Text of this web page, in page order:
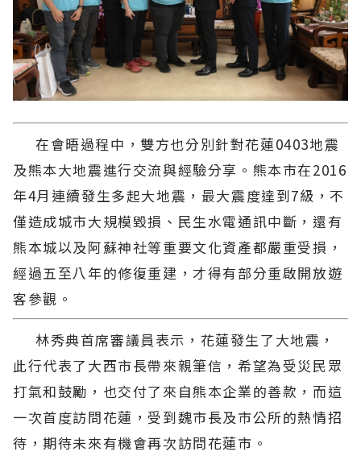
在會晤過程中，雙方也分別針對花蓮0403地震
及熊本大地震進行交流與經驗分享。熊本市在2016
年4月連續發生多起大地震，最大震度達到7級，不
僅造成城市大規模毀損、民生水電通訊中斷，還有
熊本城以及阿蘇神社等重要文化資產都嚴重受損，
經過五至八年的修復重建，才得有部分重啟開放遊
客參觀。
林秀典首席審議員表示，花蓮發生了大地震，
此行代表了大西市長帶來親筆信，希望為受災民眾
打氣和鼓勵，也交付了來自熊本企業的善款，而這
一次首度訪問花蓮，受到魏市長及市公所的熱情招
待，期待未來有機會再次訪問花蓮市。